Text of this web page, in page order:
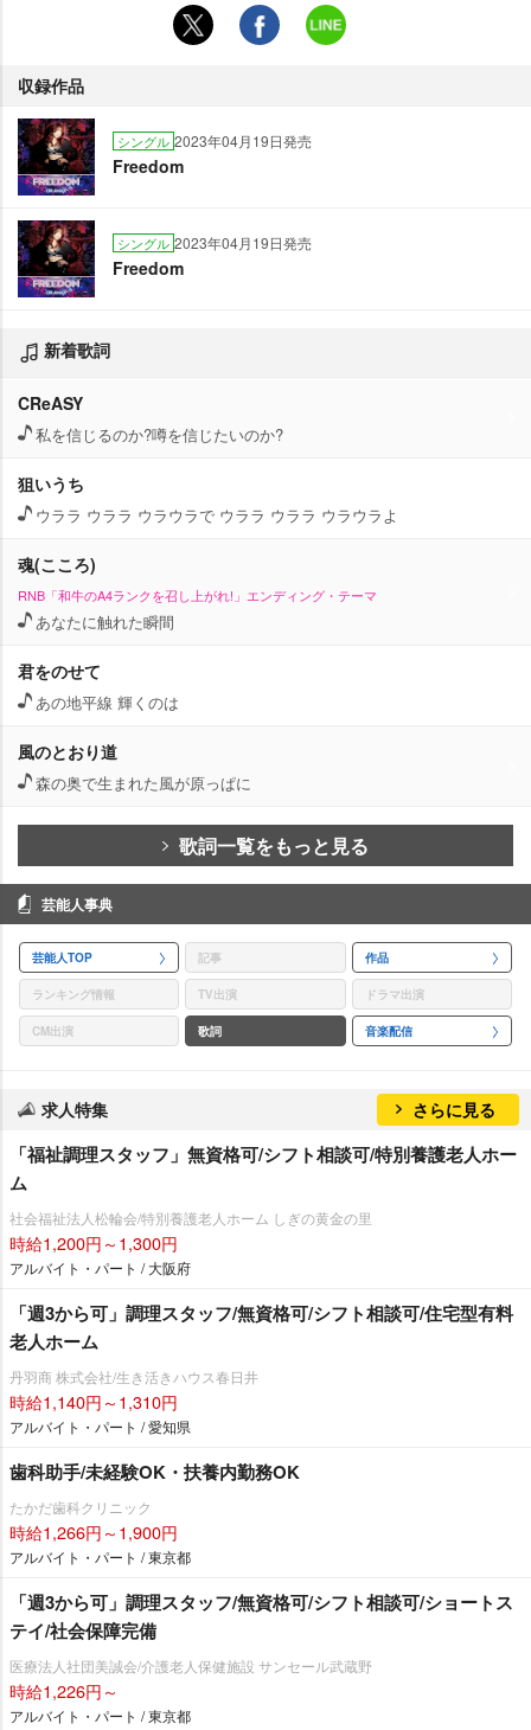
収録作品
シングル 2023年04月19日発売
Freedom
シングル 2023年04月19日発売
Freedom
新着歌詞
CReASY
私を信じるのか?噂を信じたいのか?
狙いうち
ウララ ウララ ウラウラで ウララ ウララ ウラウラよ
魂(こころ)
RNB「和牛のA4ランクを召し上がれ!」エンディング・テーマ
あなたに触れた瞬間
君をのせて
あの地平線 輝くのは
風のとおり道
森の奥で生まれた風が原っぱに
歌詞一覧をもっと見る
芸能人事典
芸能人TOP 記事 作品
ランキング情報 TV出演 ドラマ出演
CM出演 歌詞 音楽配信
求人特集 さらに見る
「福祉調理スタッフ」無資格可/シフト相談可/特別養護老人ホー
ム
社会福祉法人松輪会/特別養護老人ホーム しぎの黄金の里
時給1,200円～1,300円
アルバイト・パート / 大阪府
「週3から可」調理スタッフ/無資格可/シフト相談可/住宅型有料
老人ホーム
丹羽商 株式会社/生き活きハウス春日井
時給1,140円～1,310円
アルバイト・パート / 愛知県
歯科助手/未経験OK・扶養内勤務OK
たかだ歯科クリニック
時給1,266円～1,900円
アルバイト・パート / 東京都
「週3から可」調理スタッフ/無資格可/シフト相談可/ショートス
テイ/社会保障完備
医療法人社団美誠会/介護老人保健施設 サンセール武蔵野
時給1,226円～
アルバイト・パート / 東京都